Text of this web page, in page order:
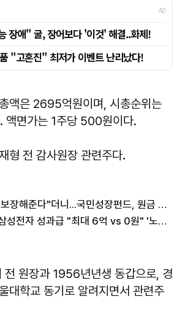
액은 2695억원이며, 시총순위는
액면가는 1주당 500원이다.
형 전 감사원장 관련주다.
정부 "손실 20% 보장해준다"더니...국민성장펀드, 원금 손실 시작됐다
주가 악재 되나...삼성전자 성과급 "최대 6억 vs 0원" '노노갈등' 터진 이유
전 원장과 1956년년생 동갑으로, 경
대학교 동기로 알려지면서 관련주